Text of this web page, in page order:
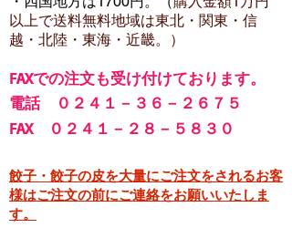
以上で送料無料地域は東北・関東・信
越・北陸・東海・近畿。）
FAXでの注文も受け付けております。
電話 ０２４１－３６－２６７５
FAX ０２４１－２８－５８３０
餃子・餃子の皮を大量にご注文をされるお客
様はご注文の前にご連絡をお願いいたしま
す。​